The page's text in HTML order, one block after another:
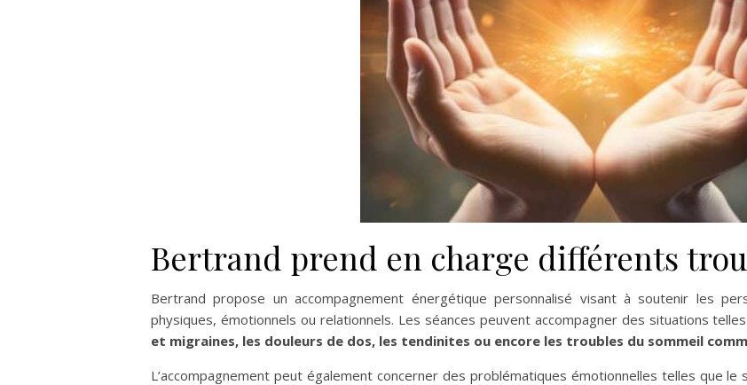
Bertrand prend en charge différents
Bertrand propose un accompagnement énergétique personnalisé visant à soutenir les
physiques, émotionnels ou relationnels. Les séances peuvent accompagner des situations
et migraines, les douleurs de dos, les tendinites ou encore les troubles du sommeil
L’accompagnement peut également concerner des problématiques émotionnelles telles que le